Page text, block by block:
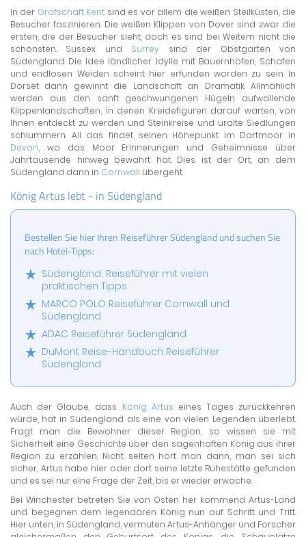
In der Grafschaft Kent sind es vor allem die weißen Steilküsten, die
Besucher faszinieren. Die weißen Klippen von Dover sind zwar die
ersten, die der Besucher sieht, doch es sind bei Weitem nicht die
schönsten. Sussex und Surrey sind der Obstgarten von
Südengland. Die Idee ländlicher Idylle mit Bauernhöfen, Schafen
und endlosen Weiden scheint hier erfunden worden zu sein. In
Dorset dann gewinnt die Landschaft an Dramatik. Allmählich
werden aus den sanft geschwungenen Hügeln aufwallende
Klippenlandschaften, in denen Kreidefiguren darauf warten, von
Ihnen entdeckt zu werden und Steinkreise und uralte Siedlungen
schlummern. All das findet seinen Höhepunkt im Dartmoor in
Devon, wo das Moor Erinnerungen und Geheimnisse über
Jahrtausende hinweg bewahrt hat. Dies ist der Ort, an dem
Südengland dann in Cornwall übergeht.
König Artus lebt - in Südengland
Bestellen Sie hier Ihren Reiseführer Südengland und suchen Sie
nach Hotel-Tipps:
Südengland: Reiseführer mit vielen
praktischen Tipps
MARCO POLO Reiseführer Cornwall und
Südengland
ADAC Reiseführer Südengland
DuMont Reise-Handbuch Reiseführer
Südengland
Auch der Glaube, dass König Artus eines Tages zurückkehren
würde, hat in Südengland als eine von vielen Legenden überlebt.
Fragt man die Bewohner dieser Region, so wissen sie mit
Sicherheit eine Geschichte über den sagenhaften König aus ihrer
Region zu erzählen. Nicht selten hört man dann, man sei sich
sicher, Artus habe hier oder dort seine letzte Ruhestätte gefunden
und es sei nur eine Frage der Zeit, bis er wieder erwache.
Bei Winchester betreten Sie von Osten her kommend Artus-Land
und begegnen dem legendären König nun auf Schritt und Tritt.
Hier unten, in Südengland, vermuten Artus-Anhänger und Forscher